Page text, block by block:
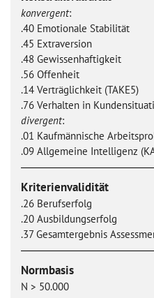
konvergent:
.40 Emotionale Stabilität
.45 Extraversion
.48 Gewissenhaftigkeit
.56 Offenheit
.14 Verträglichkeit (TAKE5)
.76 Verhalten in
divergent:
.01 Kaufmännische
.09 Allgemeine Intelligenz
Kriterienvalidität
.26 Berufserfolg
.20 Ausbildungserfolg
.37 Gesamtergebnis
Normbasis
N > 50.000